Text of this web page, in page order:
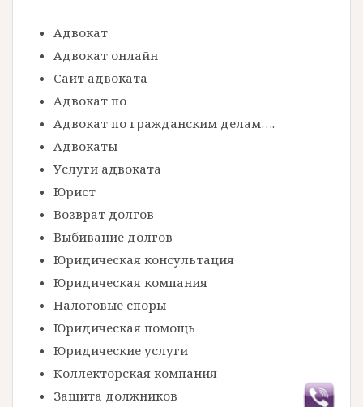
Адвокат
Адвокат онлайн
Сайт адвоката
Адвокат по
Адвокат по гражданским делам….
Адвокаты
Услуги адвоката
Юрист
Возврат долгов
Выбивание долгов
Юридическая консультация
Юридическая компания
Налоговые споры
Юридическая помощь
Юридические услуги
Коллекторская компания
Защита должников